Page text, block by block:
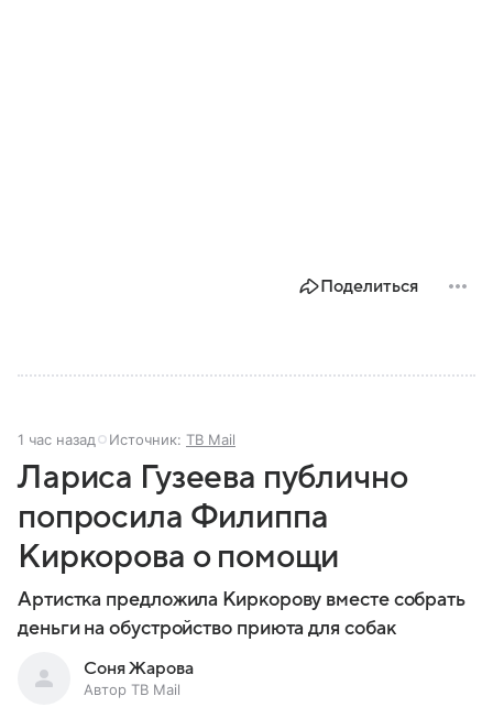
Поделиться
1 час назад Источник: ТВ Mail
Лариса Гузеева публично
попросила Филиппа
Киркорова о помощи
Артистка предложила Киркорову вместе собрать
деньги на обустройство приюта для собак
Соня Жарова
Автор ТВ Mail